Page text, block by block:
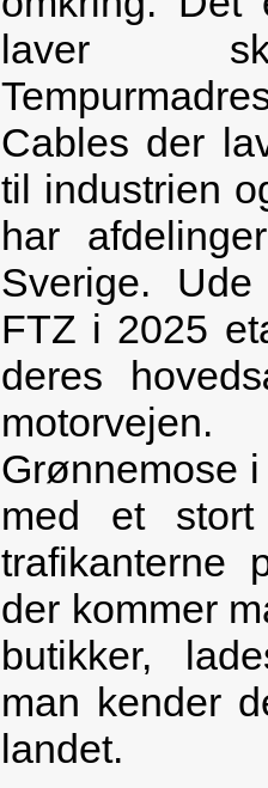
laver
Cables der
til industrien
har
Sverige.
FTZ i 2025
deres
Grønnemose
med et
trafikanterne
der kommer
butikker,
man kender
landet.